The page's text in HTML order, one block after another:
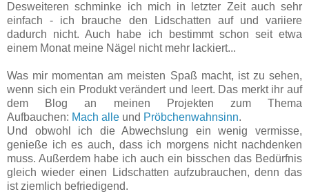
Desweiteren schminke ich mich in letzter Zeit auch sehr
einfach - ich brauche den Lidschatten auf und variiere
dadurch nicht. Auch habe ich bestimmt schon seit etwa
einem Monat meine Nägel nicht mehr lackiert...
Was mir momentan am meisten Spaß macht, ist zu sehen,
wenn sich ein Produkt verändert und leert. Das merkt ihr auf
dem Blog an meinen Projekten zum Thema
Aufbauchen: Mach alle und Pröbchenwahnsinn.
Und obwohl ich die Abwechslung ein wenig vermisse,
genieße ich es auch, dass ich morgens nicht nachdenken
muss. Außerdem habe ich auch ein bisschen das Bedürfnis
gleich wieder einen Lidschatten aufzubrauchen, denn das
ist ziemlich befriedigend.